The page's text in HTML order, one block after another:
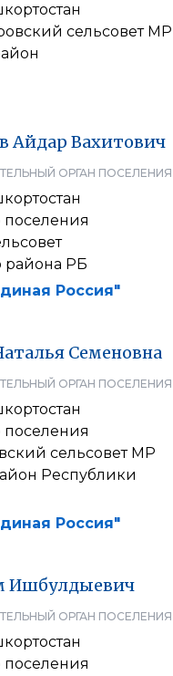
сельсовет МР
Айдар Вахитович
ОРГАН ПОСЕЛЕНИЯ
поселения
района РБ
Россия"
Семеновна
ОРГАН ПОСЕЛЕНИЯ
поселения
сельсовет МР
Республики
Россия"
Ишбулдыевич
ОРГАН ПОСЕЛЕНИЯ
поселения